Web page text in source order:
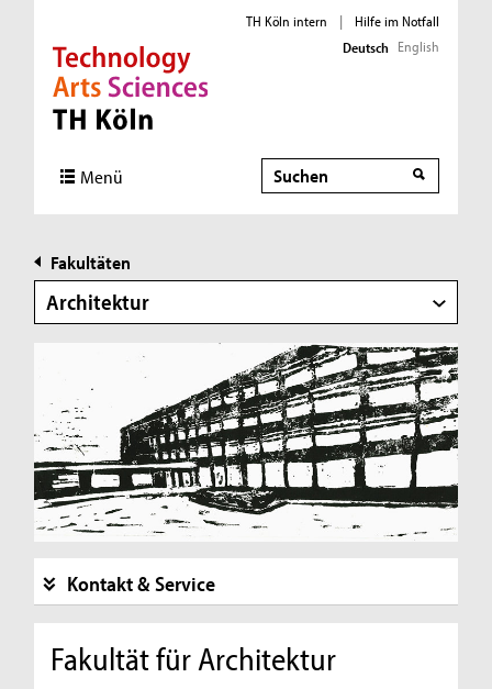
Direkt zur Hauptnavigation
Direkt zur Subnavigation
Direkt zum Inhalt
Direkt zum Fußbereich
TH Köln intern |
Hilfe im Notfall
Deutsch English
Menü Suche
Suche
Fakultäten
Architektur
Kontakt & Service
Fakultät für Architektur